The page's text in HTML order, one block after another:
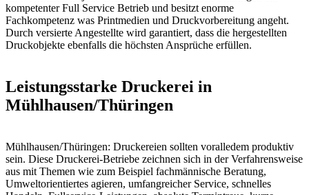
kompetenter Full Service Betrieb und besitzt enorme
Fachkompetenz was Printmedien und Druckvorbereitung angeht.
Durch versierte Angestellte wird garantiert, dass die hergestellten
Druckobjekte ebenfalls die höchsten Ansprüche erfüllen.
Leistungsstarke Druckerei in
Mühlhausen/Thüringen
Mühlhausen/Thüringen: Druckereien sollten voralledem produktiv
sein. Diese Druckerei-Betriebe zeichnen sich in der Verfahrensweise
aus mit Themen wie zum Beispiel fachmännische Beratung,
Umweltorientiertes agieren, umfangreicher Service, schnelles